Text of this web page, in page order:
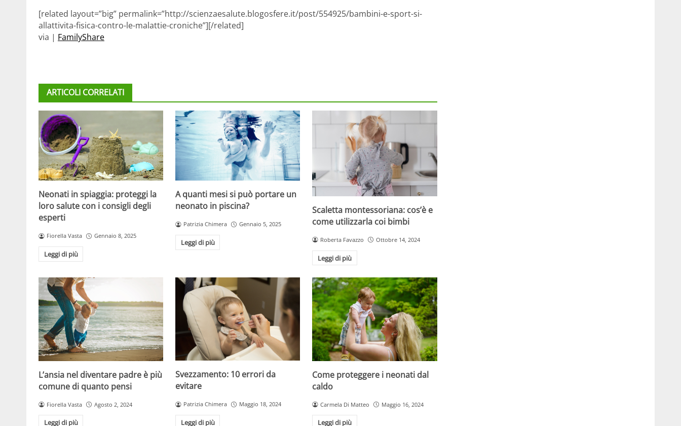
[related layout=”big” permalink=”http://scienzaesalute.blogosfere.it/post/554925/bambini-e-sport-si-
allattivita-fisica-contro-le-malattie-croniche”][/related]
via | FamilyShare
ARTICOLI CORRELATI
Neonati in spiaggia: proteggi la
loro salute con i consigli degli
esperti
Fiorella Vasta Gennaio 8, 2025
Leggi di più
A quanti mesi si può portare un
neonato in piscina?
Patrizia Chimera Gennaio 5, 2025
Leggi di più
Scaletta montessoriana: cos’è e
come utilizzarla coi bimbi
Roberta Favazzo Ottobre 14, 2024
Leggi di più
L’ansia nel diventare padre è più
comune di quanto pensi
Fiorella Vasta Agosto 2, 2024
Leggi di più
Svezzamento: 10 errori da
evitare
Patrizia Chimera Maggio 18, 2024
Leggi di più
Come proteggere i neonati dal
caldo
Carmela Di Matteo Maggio 16, 2024
Leggi di più